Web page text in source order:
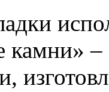
камни»